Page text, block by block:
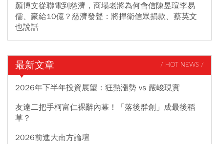
顏博文從聯電到慈濟，商場老將為何會信陳昱瑄李易
儒、豪給10億？慈濟發聲：將捍衛信眾捐款、蔡英文
也說話
最新文章 / HOT NEWS /
2026年下半年投資展望：狂熱漲勢 vs 嚴峻現實
友達二把手柯富仁裸辭內幕！「落後群創」成最後稻
草？
2026前進大南方論壇